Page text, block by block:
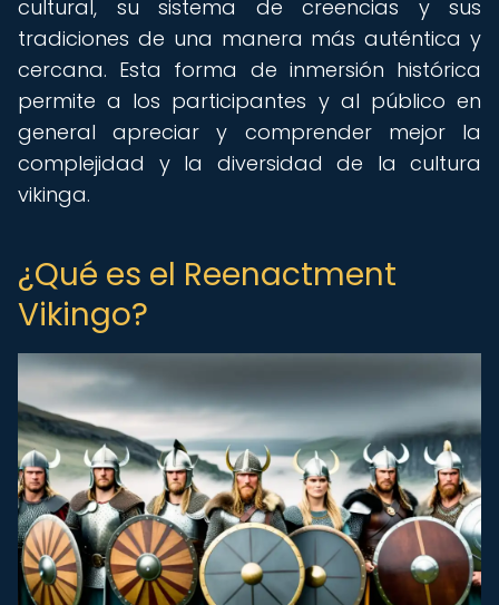
cultural, su sistema de creencias y sus
tradiciones de una manera más auténtica y
cercana. Esta forma de inmersión histórica
permite a los participantes y al público en
general apreciar y comprender mejor la
complejidad y la diversidad de la cultura
vikinga.
¿Qué es el Reenactment
Vikingo?